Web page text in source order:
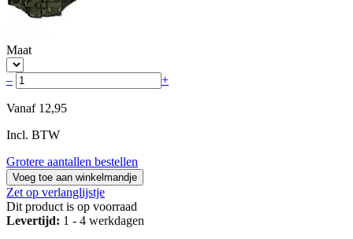
Maat
– +
Vanaf 12,95
Incl. BTW
Grotere aantallen bestellen
Voeg toe aan winkelmandje
Zet op verlanglijstje
Dit product is op voorraad
Levertijd: 1 - 4 werkdagen